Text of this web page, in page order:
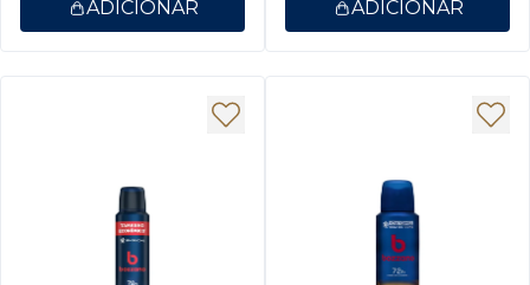
ADICIONAR ADICIONAR